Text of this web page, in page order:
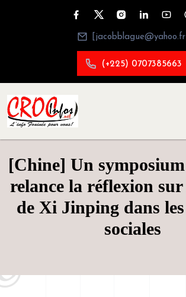
[jacobblague@yahoo.fr]
(+225) 0707385663
[Chine] Un
relance la réflexion sur
de Xi Jinping dans les
sociales